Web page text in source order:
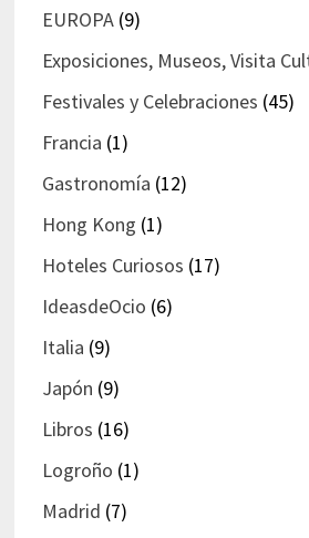
EUROPA(9)
Exposiciones, Museos, Visita
Festivales y Celebraciones (45)
Francia (1)
Gastronomía (12)
Hong Kong (1)
Hoteles Curiosos (17)
IdeasdeOcio (6)
Italia (9)
Japón (9)
Libros (16)
Logroño (1)
Madrid (7)